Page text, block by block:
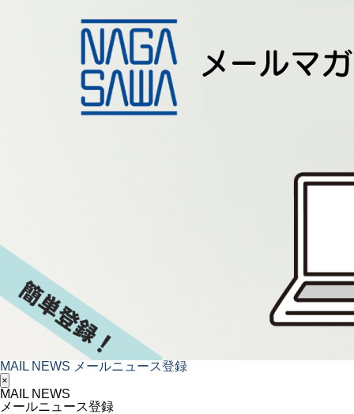
MAIL NEWS メールニュース登録
×
MAIL NEWS
メールニュース登録